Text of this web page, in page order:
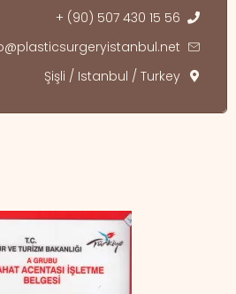
+ (90) 507 430 15 56
Şişli / Istanbul / Turkey